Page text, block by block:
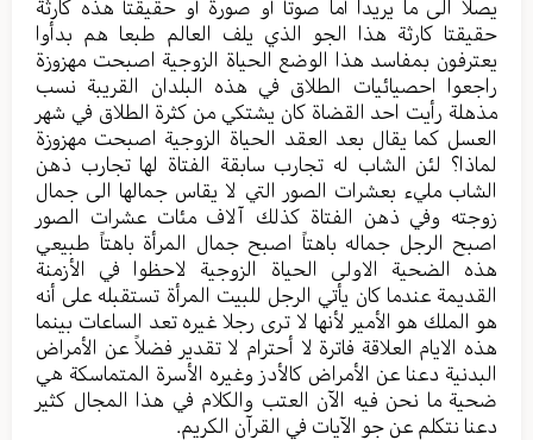
يصلا الى ما يريدا أما صوتاً أو صورة أو حقيقتاً هذه كارثة
حقيقتا كارثة هذا الجو الذي يلف العالم طبعا هم بدأوا
يعترفون بمفاسد هذا الوضع الحياة الزوجية اصبحت مهزوزة
راجعوا احصيائيات الطلاق في هذه البلدان القريبة نسب
مذهلة رأيت احد القضاة كان يشتكي من كثرة الطلاق في شهر
العسل كما يقال بعد العقد الحياة الزوجية اصبحت مهزوزة
لماذا؟ لئن الشاب له تجارب سابقة الفتاة لها تجارب ذهن
الشاب مليء بعشرات الصور التي لا يقاس جمالها الى جمال
زوجته وفي ذهن الفتاة كذلك آلاف مئات عشرات الصور
اصبح الرجل جماله باهتاً اصبح جمال المرأة باهتاً طبيعي
هذه الضحية الاولى الحياة الزوجية لاحظوا في الأزمنة
القديمة عندما كان يأتي الرجل للبيت المرأة تستقبله على أنه
هو الملك هو الأمير لأنها لا ترى رجلا غيره تعد الساعات بينما
هذه الايام العلاقة فاترة لا أحترام لا تقدير فضلاً عن الأمراض
البدنية دعنا عن الأمراض كالأدز وغيره الأسرة المتماسكة هي
ضحية ما نحن فيه الآن العتب والكلام في هذا المجال كثير
دعنا نتكلم عن جو الآيات في القرآن الكريم.